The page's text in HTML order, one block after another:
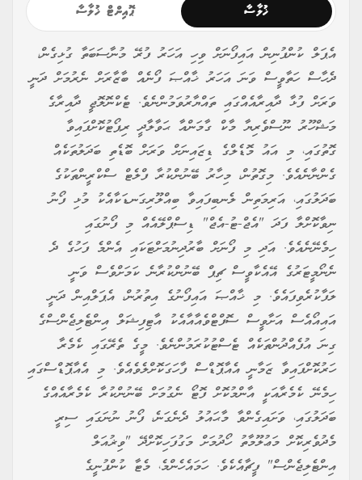
ޚުލާސާ ޕޮއިންޓް ޚުލާސާ
އެޕަލް ކުންފުނިން އައިފޯނަށް ވިހި އަހަރު ފުރޭ މުނާސަބަތާ ގުޅިގެން،
ދެހާސް ހަތާވީސް ވަނަ އަހަރު ޚާއްޞަ ފޯނެއް ބާޒާރަށް ނެރުމަށް ދަނީ
ވަރަށް ފުޅާ ދާއިރާއެއްގައި ތައްޔާރުވަމުންނެވެ. ޓެކްނޮލޮޖީ ދާއިރާގެ
މަޝްހޫރު ނޫސްވެރިޔާ މާކް ގާމަންއާ ޙަވާލާދީ ރިޕޯޓުކޮށްފައިވާ
ގޮތުގައި، މި އައު މޮޑެލްގެ ޑިޒައިނަށް ވަރަށް ބޮޑެތި ބަދަލުތަކެއް
ގެންނާނެއެވެ. މިގޮތުން، މިހާރު ބޭނުންކުރާ ފްލެޓް ސްކްރީންތަކުގެ
ބަދަލުގައި، އަރިމަތިން ލެނބިފައިވާ ބިއްލޫރިގަނޑަކާއެކު މުޅި ފޯނު
ނިވާކޮށްލާ ފަދަ "އެޖް-ޓު-އެޖް" ޑިސްޕްލޭއެއް މި ފޯނުގައި
ހިމެނޭނެއެވެ. އަދި މި ފޯނަށް ބާރުދިނުމަށްޓަކައި އެންމެ ފަހުގެ ދެ
ނެނޯމީޓަރުގެ އޭއެކާވީސް ޗިޕް ބޭނުންކުރާނެ ކަމަށްވެސް ވަނީ
ލަފާކުރެވިފައެވެ. މި ޚާއްޞަ އައިފޯނުގެ އިތުރުން، އެޕަލްއިން ދަނީ
އައިއޯއެސް އަށާވީސް ސޮފްޓްވެއާއާއެކު އާޓިފިޝަލް އިންޓެލިޖެންސްގެ
ގިނަ އުފެއްދުންތަކެއް ޓެސްޓުކުރަމުންނެވެ. މީގެ ތެރޭގައި ކެމެރާ
ހަރުކޮށްފައިވާ ޒަމާނީ އެއާޕޮޑްސް ފާހަގަކޮށްލެވެއެވެ. މި އެއާޕޮޑްސްގައި
ހިމެނޭ ކެމެރާއަކީ އާންމުކޮށް ފޮޓޯ ނެގުމަށް ބޭނުންކުރާ ކެމެރާއެއްގެ
ބަދަލުގައި، ވަށައިގެންވާ މާޙައުލު ދެނެގަނެ، ފޯނު ނުނަގައި ސިރީ
މެދުވެރިކޮށް މަޢުލޫމާތު ހޯދުމަށް މަގުފަހިކޮށްދޭ "ވިޜުއަލް
އިންޓެލިޖެންސް" ފީޗާއެކެވެ. ހަމައެހެންމެ، މެޓާ ކުންފުނީގެ